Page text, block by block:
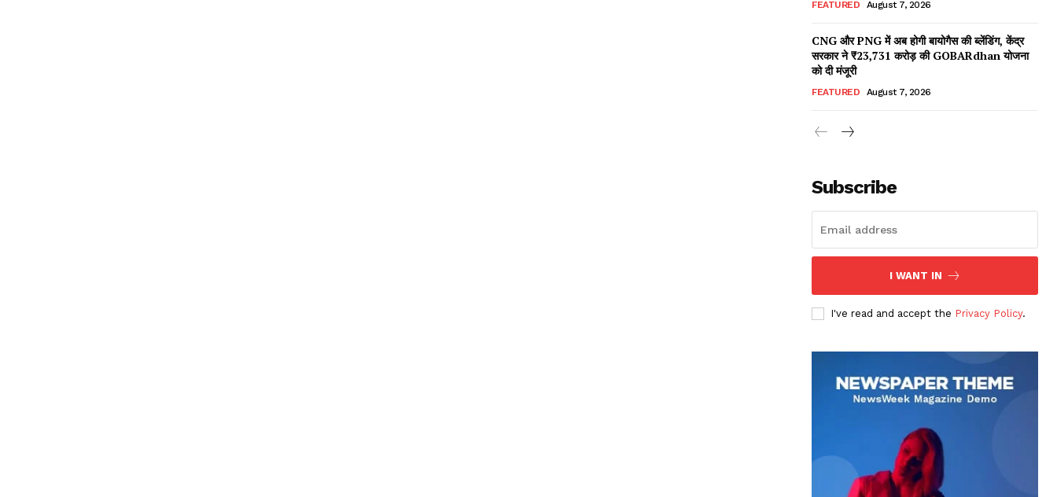
FEATURED August 7, 2026
CNG और PNG में अब होगी बायोगैस की ब्लेंडिंग, केंद्र
सरकार ने ₹23,731 करोड़ की GOBARdhan योजना
को दी मंजूरी
FEATURED August 7, 2026
Subscribe
I WANT IN
I've read and accept the Privacy Policy.